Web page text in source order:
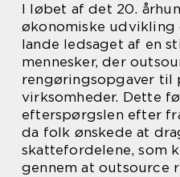
I løbet af det 20.
økonomiske
lande ledsaget af en
mennesker, der
rengøringsopgaver til
virksomheder. Dette
efterspørgslen efter
da folk ønskede at
skattefordelene, som
gennem at outsource